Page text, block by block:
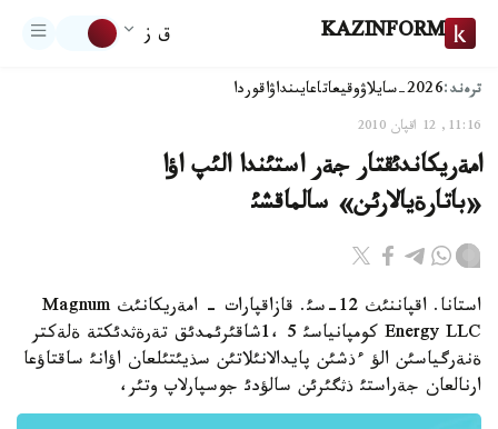
KAZINFORM ق ز
ترەند:2026-سايلاۋ وقيعاتاعايىنداۋاقوردا
11:16, 12 اقپان 2010
امةريكاندئقتار جةر استئندا الئپ اؤا
«باتارةيالارئن» سالماقشئ
استانا. اقپاننئث 12-سئ. قازاقپارات - امةريكانئث Magnum
Energy LLC كومپانياسئ 5 ،1شاقئرئمدئق تةرةثدئكتة ةلةكتر
ةنةرگياسئن الؤ ءذشئن پايدالانئلاتئن سذيئتئلعان اؤانئ ساقتاؤعا
ارنالعان جةراستئ ذثگئرئن سالؤدئ جوسپارلاپ وتئر،